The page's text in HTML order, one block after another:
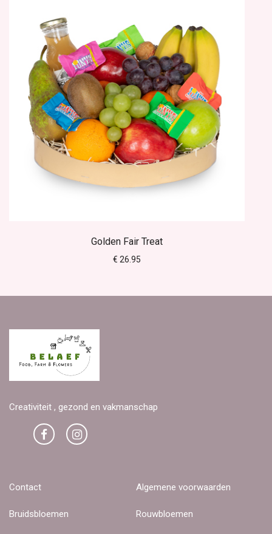
Golden Fair Treat
€ 26.95
Creativiteit , gezond en vakmanschap
Contact Algemene voorwaarden
Bruidsbloemen Rouwbloemen